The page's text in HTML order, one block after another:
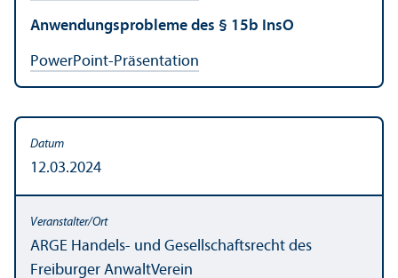
Anwendungs­probleme des § 15b InsO
PowerPoint-Präsentation
12.03.2024
ARGE Handels- und Gesellschafts­recht des
Freiburger AnwaltVerein